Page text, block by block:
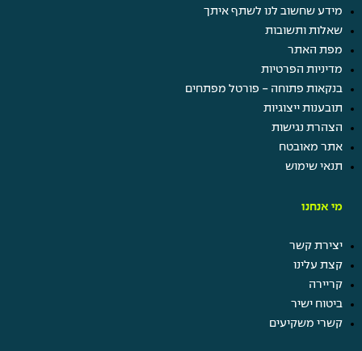
מידע שחשוב לנו לשתף איתך
שאלות ותשובות
מפת האתר
מדיניות הפרטיות
בנקאות פתוחה - פורטל מפתחים
תובענות ייצוגיות
הצהרת נגישות
אתר מאובטח
תנאי שימוש
מי אנחנו
יצירת קשר
קצת עלינו
קריירה
ביטוח ישיר
קשרי משקיעים